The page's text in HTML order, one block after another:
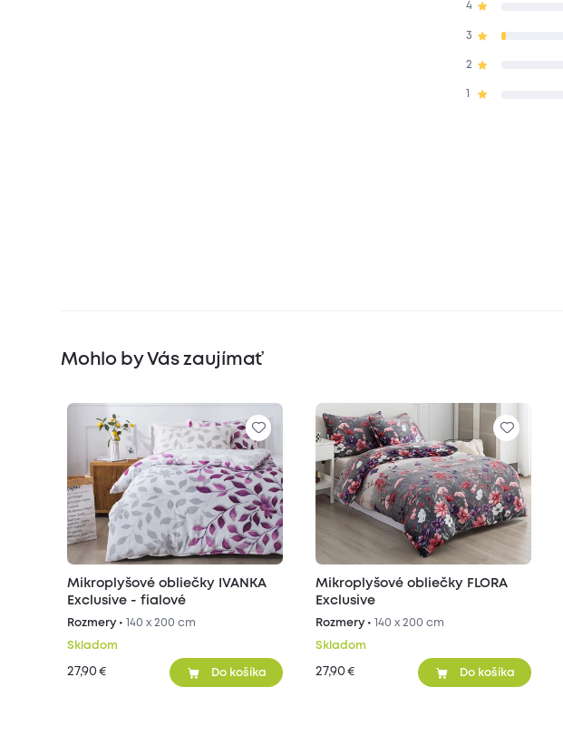
4
3
2
Mohlo by Vás zaujímať
Mikroplyšové obliečky IVANKA
Exclusive - fialové
Rozmery • 140 x 200 cm
Skladom
27,90 € Do košíka
Mikroplyšové obliečky FLORA
Exclusive
Rozmery • 140 x 200 cm
Skladom
27,90 € Do košíka